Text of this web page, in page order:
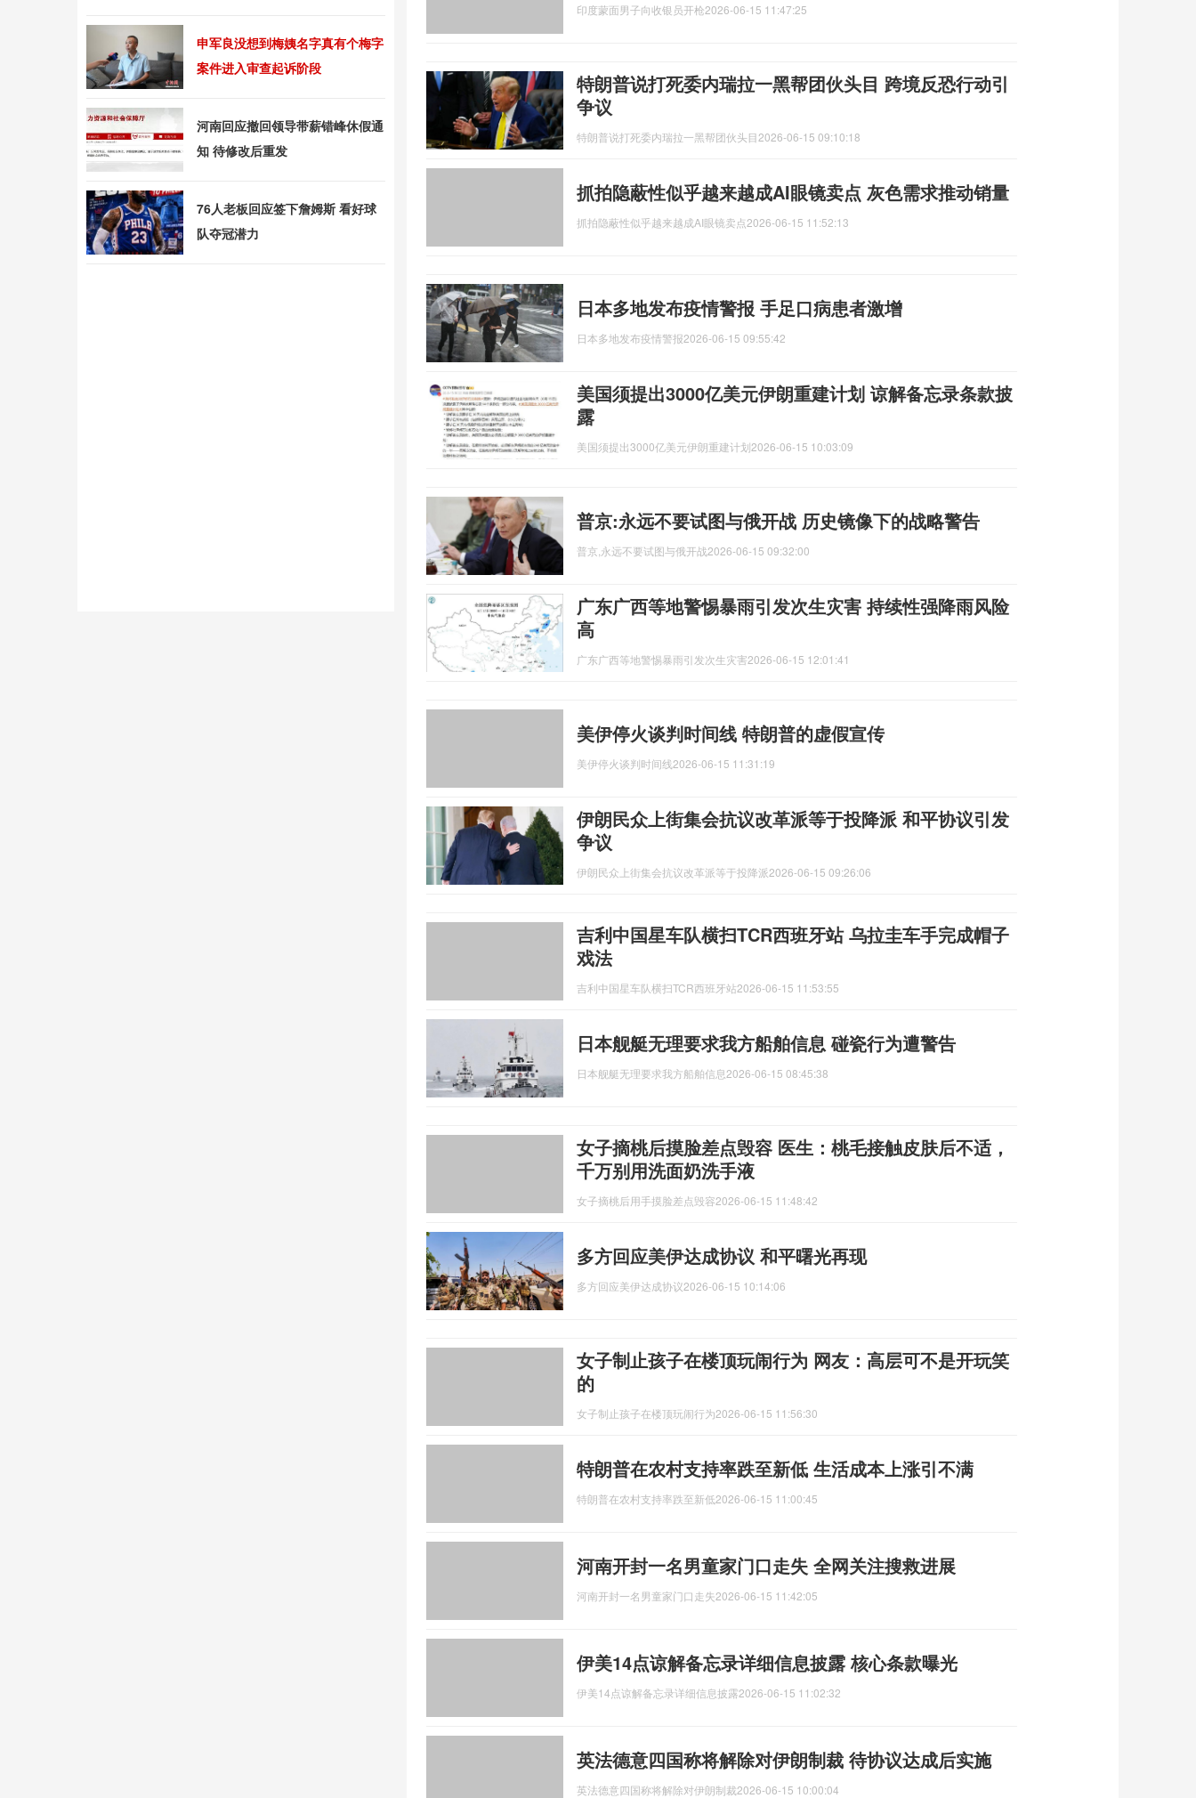
印度蒙面男子向收银员开枪2026-06-15 11:47:25
特朗普说打死委内瑞拉一黑帮团伙头目 跨境反恐行动引
争议
特朗普说打死委内瑞拉一黑帮团伙头目2026-06-15 09:10:18
抓拍隐蔽性似乎越来越成AI眼镜卖点 灰色需求推动销量
抓拍隐蔽性似乎越来越成AI眼镜卖点2026-06-15 11:52:13
日本多地发布疫情警报 手足口病患者激增
日本多地发布疫情警报2026-06-15 09:55:42
美国须提出3000亿美元伊朗重建计划 谅解备忘录条款披
露
美国须提出3000亿美元伊朗重建计划2026-06-15 10:03:09
普京:永远不要试图与俄开战 历史镜像下的战略警告
普京,永远不要试图与俄开战2026-06-15 09:32:00
广东广西等地警惕暴雨引发次生灾害 持续性强降雨风险
高
广东广西等地警惕暴雨引发次生灾害2026-06-15 12:01:41
美伊停火谈判时间线 特朗普的虚假宣传
美伊停火谈判时间线2026-06-15 11:31:19
伊朗民众上街集会抗议改革派等于投降派 和平协议引发
争议
伊朗民众上街集会抗议改革派等于投降派2026-06-15 09:26:06
吉利中国星车队横扫TCR西班牙站 乌拉圭车手完成帽子
戏法
吉利中国星车队横扫TCR西班牙站2026-06-15 11:53:55
日本舰艇无理要求我方船舶信息 碰瓷行为遭警告
日本舰艇无理要求我方船舶信息2026-06-15 08:45:38
女子摘桃后摸脸差点毁容 医生：桃毛接触皮肤后不适，
千万别用洗面奶洗手液
女子摘桃后用手摸脸差点毁容2026-06-15 11:48:42
多方回应美伊达成协议 和平曙光再现
多方回应美伊达成协议2026-06-15 10:14:06
女子制止孩子在楼顶玩闹行为 网友：高层可不是开玩笑
的
女子制止孩子在楼顶玩闹行为2026-06-15 11:56:30
特朗普在农村支持率跌至新低 生活成本上涨引不满
特朗普在农村支持率跌至新低2026-06-15 11:00:45
河南开封一名男童家门口走失 全网关注搜救进展
河南开封一名男童家门口走失2026-06-15 11:42:05
伊美14点谅解备忘录详细信息披露 核心条款曝光
伊美14点谅解备忘录详细信息披露2026-06-15 11:02:32
英法德意四国称将解除对伊朗制裁 待协议达成后实施
英法德意四国称将解除对伊朗制裁2026-06-15 10:00:04
申军良没想到梅姨名字真有个梅字
案件进入审查起诉阶段
河南回应撤回领导带薪错峰休假通
知 待修改后重发
76人老板回应签下詹姆斯 看好球
队夺冠潜力